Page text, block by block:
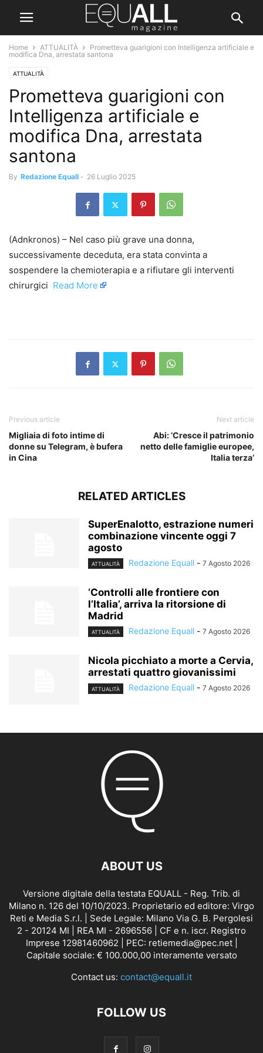
Home ATTUALITÀ
Prometteva guarigioni con Intelligenza artificiale e
modifica Dna, arrestata santona
ATTUALITÀ
Prometteva guarigioni con
Intelligenza artificiale e
modifica Dna, arrestata
santona
By Redazione Equall - 26 Luglio 2025
(Adnkronos) – Nel caso più grave una donna,
successivamente deceduta, era stata convinta a
sospendere la chemioterapia e a rifiutare gli interventi
chirurgici ​ Read More
Previous article
Migliaia di foto intime di
donne su Telegram, è bufera
in Cina
Next article
Abi: ‘Cresce il patrimonio
netto delle famiglie europee,
Italia terza’
RELATED ARTICLES
SuperEnalotto, estrazione numeri
combinazione vincente oggi 7
agosto
ATTUALITÀ Redazione Equall - 7 Agosto 2026
‘Controlli alle frontiere con
l’Italia’, arriva la ritorsione di
Madrid
ATTUALITÀ Redazione Equall - 7 Agosto 2026
Nicola picchiato a morte a Cervia,
arrestati quattro giovanissimi
ATTUALITÀ Redazione Equall - 7 Agosto 2026
ABOUT US
Versione digitale della testata EQUALL - Reg. Trib. di
Milano n. 126 del 10/10/2023. Proprietario ed editore: Virgo
Reti e Media S.r.l. | Sede Legale: Milano Via G. B. Pergolesi
2 - 20124 MI | REA MI - 2696556 | CF e n. iscr. Registro
Imprese 12981460962 | PEC: retiemedia@pec.net |
Capitale sociale: € 100.000,00 interamente versato
Contact us: contact@equall.it
FOLLOW US